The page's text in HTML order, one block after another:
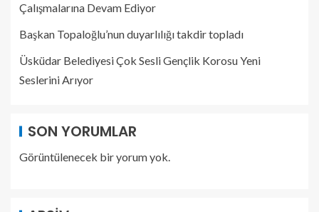
Çalışmalarına Devam Ediyor
Başkan Topaloğlu’nun duyarlılığı takdir topladı
Üsküdar Belediyesi Çok Sesli Gençlik Korosu Yeni
Seslerini Arıyor
SON YORUMLAR
Görüntülenecek bir yorum yok.